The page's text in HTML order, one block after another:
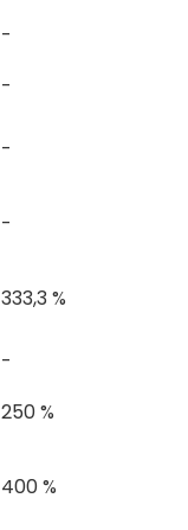
-
-
-
-
333,3 %
-
250 %
400 %